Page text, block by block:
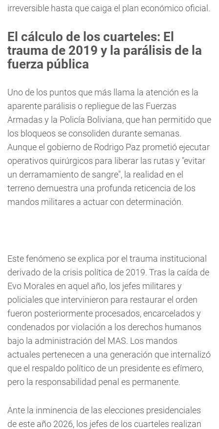
irreversible hasta que caiga el plan económico oficial.
El cálculo de los cuarteles: El
trauma de 2019 y la parálisis de la
fuerza pública
Uno de los puntos que más llama la atención es la
aparente parálisis o repliegue de las Fuerzas
Armadas y la Policía Boliviana, que han permitido que
los bloqueos se consoliden durante semanas.
Aunque el gobierno de Rodrigo Paz prometió ejecutar
operativos quirúrgicos para liberar las rutas y "evitar
un derramamiento de sangre", la realidad en el
terreno demuestra una profunda reticencia de los
mandos militares a actuar con determinación.
Este fenómeno se explica por el trauma institucional
derivado de la crisis política de 2019. Tras la caída de
Evo Morales en aquel año, los jefes militares y
policiales que intervinieron para restaurar el orden
fueron posteriormente procesados, encarcelados y
condenados por violación a los derechos humanos
bajo la administración del MAS. Los mandos
actuales pertenecen a una generación que internalizó
que el respaldo político de un presidente es efímero,
pero la responsabilidad penal es permanente.
Ante la inminencia de las elecciones presidenciales
de este año 2026, los jefes de los cuarteles realizan